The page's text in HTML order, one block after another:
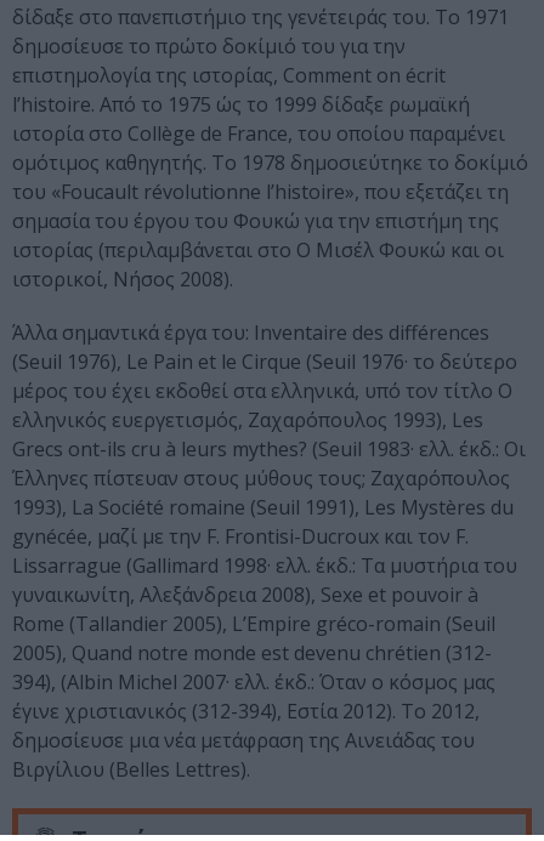
δίδαξε στο πανεπιστήμιο της γενέτειράς του. Το 1971
δημοσίευσε το πρώτο δοκίμιό του για την
επιστημολογία της ιστορίας, Comment on écrit
l’histoire. Από το 1975 ώς το 1999 δίδαξε ρωμαϊκή
ιστορία στο Collège de France, του οποίου παραμένει
ομότιμος καθηγητής. Tο 1978 δημοσιεύτηκε το δοκίμιό
του «Foucault révolutionne l’histoire», που εξετάζει τη
σημασία του έργου του Φουκώ για την επιστήμη της
ιστορίας (περιλαμβάνεται στο Ο Μισέλ Φουκώ και οι
ιστορικοί, Νήσος 2008).
Άλλα σημαντικά έργα του: Inventaire des différences
(Seuil 1976), Le Pain et le Cirque (Seuil 1976· το δεύτερο
μέρος του έχει εκδοθεί στα ελληνικά, υπό τον τίτλο Ο
ελληνικός ευεργετισμός, Ζαχαρόπουλος 1993), Les
Grecs ont-ils cru à leurs mythes? (Seuil 1983· ελλ. έκδ.: Οι
Έλληνες πίστευαν στους μύθους τους; Ζαχαρόπουλος
1993), La Société romaine (Seuil 1991), Les Mystères du
gynécée, μαζί με την F. Frontisi-Ducroux και τον F.
Lissarrague (Gallimard 1998· ελλ. έκδ.: Τα μυστήρια του
γυναικωνίτη, Αλεξάνδρεια 2008), Sexe et pouvoir à
Rome (Tallandier 2005), L’Empire gréco-romain (Seuil
2005), Quand notre monde est devenu chrétien (312-
394), (Albin Michel 2007· ελλ. έκδ.: Όταν ο κόσμος μας
έγινε χριστιανικός (312-394), Εστία 2012). Το 2012,
δημοσίευσε μια νέα μετάφραση της Αινειάδας του
Βιργίλιου (Belles Lettres).